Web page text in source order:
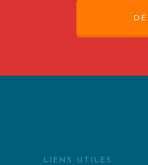
LIENS UTILES